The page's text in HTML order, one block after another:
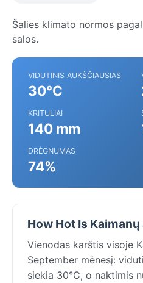
Šalies klimato normos
salos.
VIDUTINIS AUKŠČIAUSIAS
30°C
KRITULIAI
140 mm
DRĖGNUMAS
74%
How Hot Is
Vienodas karštis visoje
September mėnesį:
siekia 30°C, o naktimis